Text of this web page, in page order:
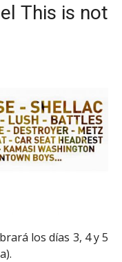
This is not
los días 3, 4 y 5